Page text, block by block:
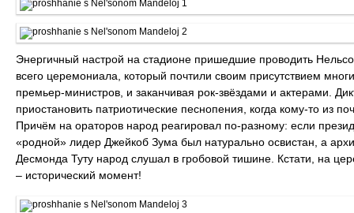
Энергичный настрой на стадионе пришедшие проводить
всего церемониала, который почтили своим присутствием
премьер-министров, и заканчивая рок-звёздами и актерами.
приостановить патриотические песнопения, когда кому-то из
Причём на ораторов народ реагировал по-разному: если
«родной» лидер Джейкоб Зума был натурально освистан, а
Десмонда Туту народ слушал в гробовой тишине. Кстати, на
– исторический момент!